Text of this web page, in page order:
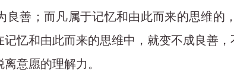
良善；而凡属于记忆和由此而来的思维
忆和由此而来的思维中，就变不成良善
意愿的理解力。